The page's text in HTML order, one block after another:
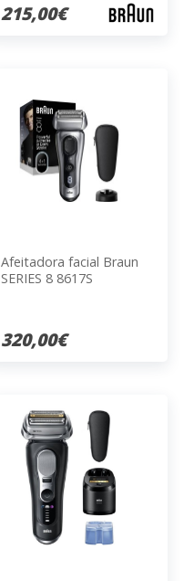
215,00€
Afeitadora facial Braun
SERIES 8 8617S
320,00€